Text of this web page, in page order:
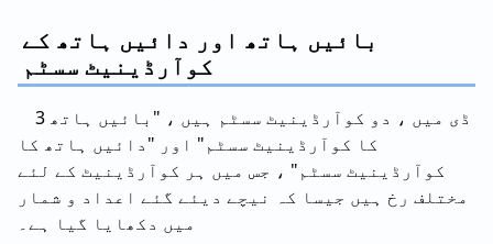
بائیں ہاتھ اور دائیں ہاتھ کے
کوآرڈینیٹ سسٹم
3 ڈی میں ، دو کوآرڈینیٹ سسٹم ہیں ، "بائیں ہاتھ
کا کوآرڈینیٹ سسٹم" اور "دائیں ہاتھ کا
کوآرڈینیٹ سسٹم" ، جس میں ہر کوآرڈینیٹ کے لئے
مختلف رخ ہیں جیسا کہ نیچے دیئے گئے اعداد و شمار
میں دکھایا گیا ہے۔